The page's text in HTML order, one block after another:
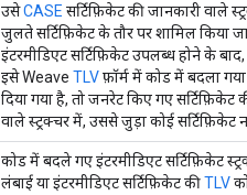
उसेCASE सर्टिफ़िकेट की जानकारी वाले
जुलते सर्टिफ़िकेट के तौर पर शामिल किया
इंटरमीडिएट सर्टिफ़िकेट उपलब्ध होने के
इसे Weave TLVफ़ॉर्म में कोड में बदला
दिया गया है, तो जनरेट किए गए सर्टिफ़िकेट
वाले स्ट्रक्चर में, उससे जुड़ा कोई सर्टिफ़िकेट
कोड में बदले गए इंटरमीडिएट सर्टिफ़िकेट
लंबाई या इंटरमीडिएट सर्टिफ़िकेट कीTLV